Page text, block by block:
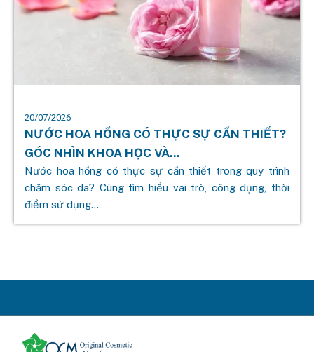
20/07/2026
NƯỚC HOA HỒNG CÓ THỰC SỰ CẦN THIẾT?
GÓC NHÌN KHOA HỌC VÀ...
Nước hoa hồng có thực sự cần thiết trong quy trình
chăm sóc da? Cùng tìm hiểu vai trò, công dụng, thời
điểm sử dụng...